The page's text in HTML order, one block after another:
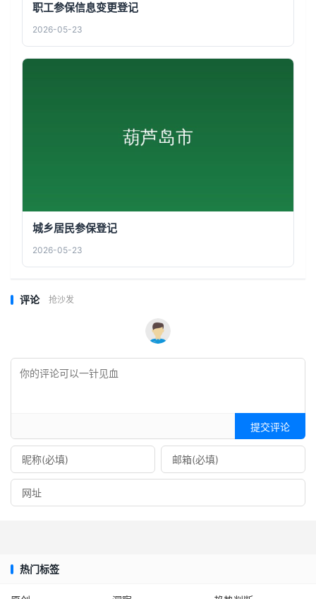
职工参保信息变更登记
2026-05-23
城乡居民参保登记
2026-05-23
评论 抢沙发
提交评论
热门标签